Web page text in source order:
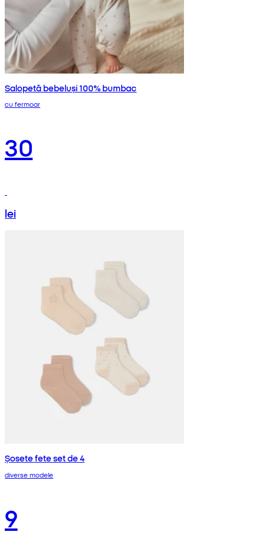
Salopetă bebeluși 100% bumbac
cu fermoar
30
lei
Șosete fete set de 4
diverse modele
9